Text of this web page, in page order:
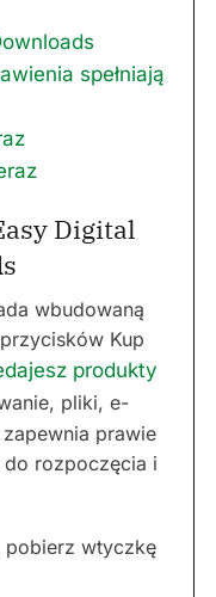
spełniają
Digital
wbudowaną
Kup
produkty
pliki, e-
prawie
rozpoczęcia i
pobierz wtyczkę